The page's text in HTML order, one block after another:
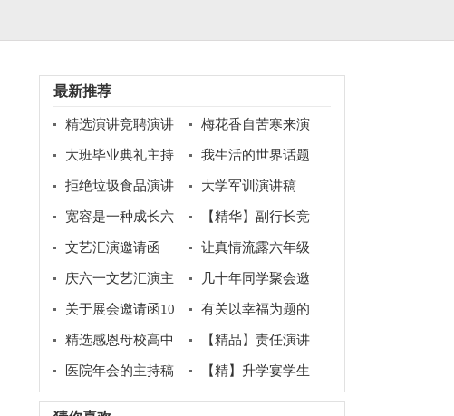
最新推荐
精选演讲竞聘演讲
稿模板锦集8篇
梅花香自苦寒来演
讲稿
大班毕业典礼主持
稿15篇
我生活的世界话题
作文
拒绝垃圾食品演讲
稿
大学军训演讲稿
宽容是一种成长六
年级作文
【精华】副行长竞
聘岗位演讲稿3篇
文艺汇演邀请函
让真情流露六年级
作文300字合集7篇
庆六一文艺汇演主
持稿
几十年同学聚会邀
请函
关于展会邀请函10
篇
有关以幸福为题的
话题作文400字汇总五
精选感恩母校高中
作文800字合集八篇
【精品】责任演讲
稿范文汇总九篇
医院年会的主持稿
【精】升学宴学生